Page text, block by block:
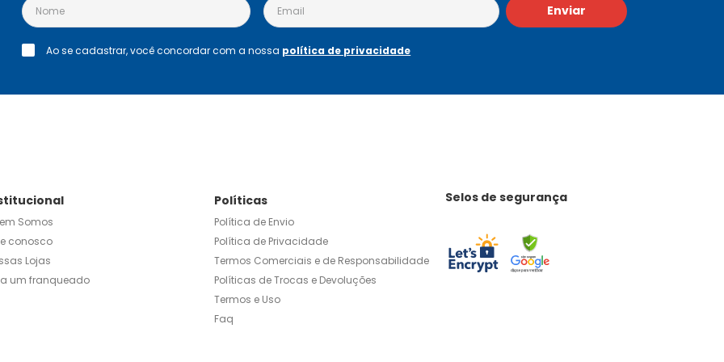
estiver usando
(IMAO); ou se
MEDICAMENTO. SEU
Enviar
Ao se cadastrar, você concordar com a nossa política de privacidade
Somos
conosco
Lojas
um franqueado
Políticas
Política de Envio
Política de Privacidade
Termos Comerciais e de Responsabilidade
Políticas de Trocas e Devoluções
Termos e Uso
Faq
Selos de segurança